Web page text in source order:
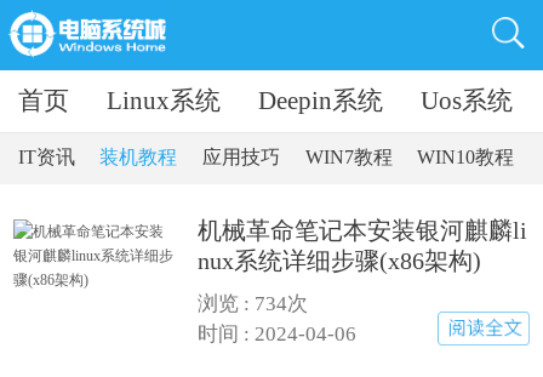
首页 Linux系统 Deepin系统 Uos系统
IT资讯 装机教程 应用技巧 WIN7教程 WIN10教程
机械革命笔记本安装银河麒麟li
nux系统详细步骤(x86架构)
浏览 : 734次
时间 : 2024-04-06